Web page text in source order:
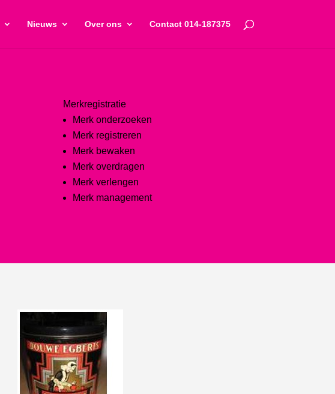
Nieuws Over ons Contact 014-187375
Merkregistratie
Merk onderzoeken
Merk registreren
Merk bewaken
Merk overdragen
Merk verlengen
Merk management